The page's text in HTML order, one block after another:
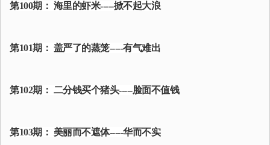
第100期： 海里的虾米-----掀不起大浪
第101期： 盖严了的蒸笼-----有气难出
第102期： 二分钱买个猪头-----脸面不值钱
第103期： 美丽而不遮体-----华而不实